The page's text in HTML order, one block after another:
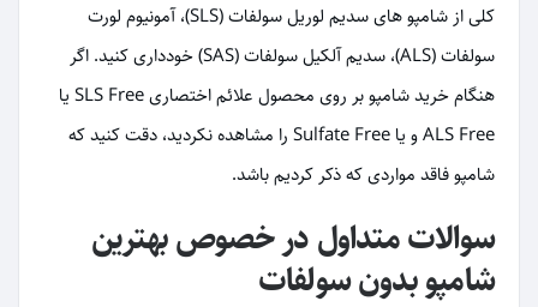
کلی از شامپو های سدیم لوریل سولفات (SLS)، آمونیوم لورت
سولفات (ALS)، سدیم آلکیل سولفات (SAS) خودداری کنید. اگر
هنگام خرید شامپو بر روی محصول علائم اختصاری SLS Free یا
ALS Free و یا Sulfate Free را مشاهده نکردید، دقت کنید که
شامپو فاقد مواردی که ذکر کردیم باشد.
سوالات متداول در خصوص بهترین
شامپو بدون سولفات